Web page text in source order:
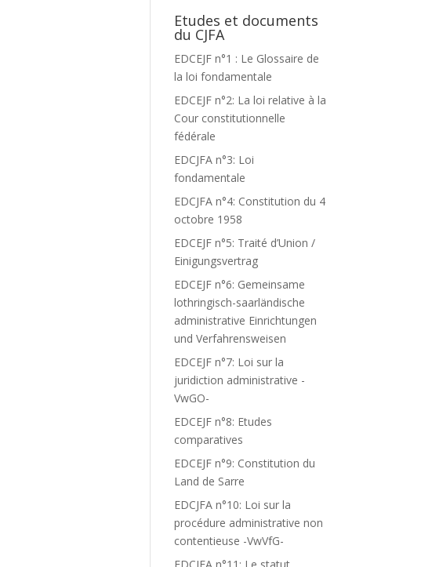
Etudes et documents
du CJFA
EDCEJF n°1 : Le Glossaire de
la loi fondamentale
EDCEJF n°2: La loi relative à la
Cour constitutionnelle
fédérale
EDCJFA n°3: Loi
fondamentale
EDCJFA n°4: Constitution du 4
octobre 1958
EDCEJF n°5: Traité d’Union /
Einigungsvertrag
EDCEJF n°6: Gemeinsame
lothringisch-saarländische
administrative Einrichtungen
und Verfahrensweisen
EDCEJF n°7: Loi sur la
juridiction administrative -
VwGO-
EDCEJF n°8: Etudes
comparatives
EDCEJF n°9: Constitution du
Land de Sarre
EDCJFA n°10: Loi sur la
procédure administrative non
contentieuse -VwVfG-